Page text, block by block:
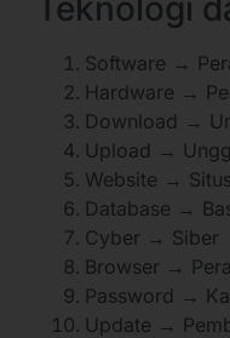
Software →
Hardware →
Download →
Upload →
Website →
Database →
Cyber → Siber
Browser →
Password →
Update →